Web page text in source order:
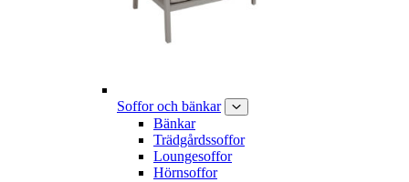
Soffor och bänkar
Bänkar
Trädgårdssoffor
Loungesoffor
Hörnsoffor